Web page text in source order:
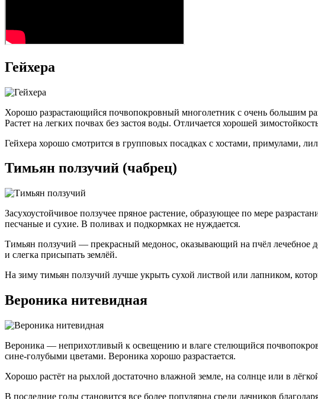
Гейхера
Хорошо разрастающийся почвопокровный многолетник с очень большим
Растет на легких почвах без застоя воды. Отличается хорошей
Гейхера хорошо смотрится в групповых посадках с хостами, примулами,
Тимьян ползучий (чабрец)
Засухоустойчивое ползучее пряное растение, образующее по мере
песчаные и сухие. В поливах и подкормках не нуждается.
Тимьян ползучий — прекрасный медонос, оказывающий на пчёл лечебное
и слегка присыпать землёй.
На зиму тимьян ползучий лучше укрыть сухой листвой или лапником,
Вероника нитевидная
Вероника — неприхотливый к освещению и влаге стелющийся
сине-голубыми цветами. Вероника хорошо разрастается.
Хорошо растёт на рыхлой достаточно влажной земле, на солнце или в
В последние годы становится все более популярна среди дачников